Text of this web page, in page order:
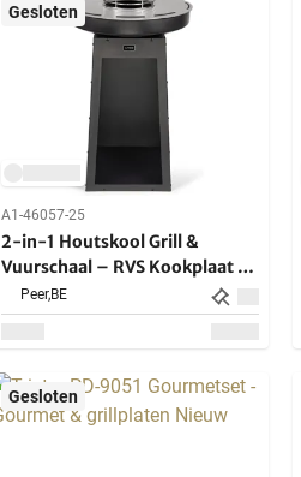
Gesloten
A1-46057-25
2-in-1 Houtskool Grill &
Vuurschaal – RVS Kookplaat -
Ø60 cm
Peer,BE
Gesloten